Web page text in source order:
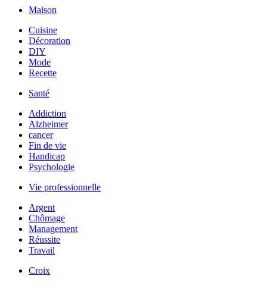
Maison
Cuisine
Décoration
DIY
Mode
Recette
Santé
Addiction
Alzheimer
cancer
Fin de vie
Handicap
Psychologie
Vie professionnelle
Argent
Chômage
Management
Réussite
Travail
Croix